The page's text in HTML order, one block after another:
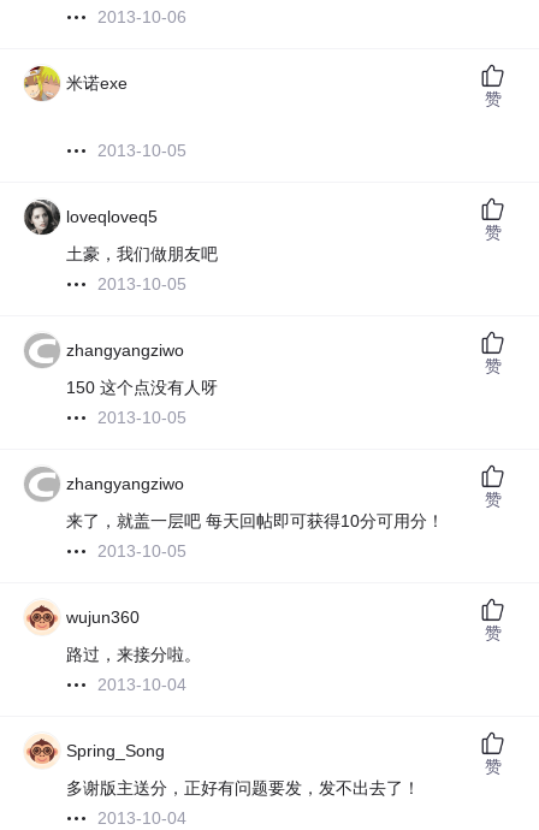
2013-10-06
米诺exe
2013-10-05
赞
loveqloveq5
土豪，我们做朋友吧
2013-10-05
赞
zhangyangziwo
150 这个点没有人呀
2013-10-05
赞
zhangyangziwo
来了，就盖一层吧 每天回帖即可获得10分可用分！
2013-10-05
赞
wujun360
路过，来接分啦。
2013-10-04
赞
Spring_Song
多谢版主送分，正好有问题要发，发不出去了！
2013-10-04
赞